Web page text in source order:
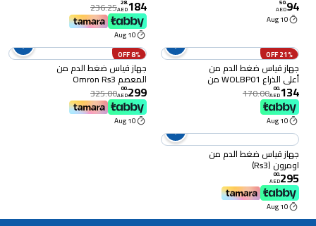
TS‑305BPUCS (16-24
سم) - سوار بديل لشاشة
للجنسين
94
.
50
AED
10 Aug
184
.
28
AED
236.25
10 Aug
21% OFF
جهاز قياس ضغط الدم من
أعلى الذراع WOLBP01 من
وولبرو
134
.
00
AED
170.00
10 Aug
8% OFF
جهاز قياس ضغط الدم من
المعصم Omron Rs3
Intelli It
299
.
00
AED
325.00
10 Aug
جهاز قياس ضغط الدم من
اومرون (Rs3)
295
.
00
AED
10 Aug